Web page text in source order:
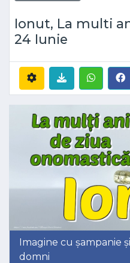
Ionut, La multi
24 Iunie
Imagine cu șampanie
domni